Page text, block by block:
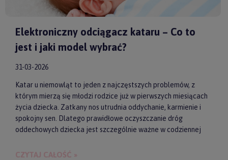
Elektroniczny odciągacz kataru – Co to
jest i jaki model wybrać?
31-03-2026
Katar u niemowląt to jeden z najczęstszych problemów, z
którym mierzą się młodzi rodzice już w pierwszych miesiącach
życia dziecka. Zatkany nos utrudnia oddychanie, karmienie i
spokojny sen. Dlatego prawidłowe oczyszczanie dróg
oddechowych dziecka jest szczególnie ważne w codziennej
skutecznych akcesoriów wspierających realizację tego
CZYTAJ CAŁOŚĆ »